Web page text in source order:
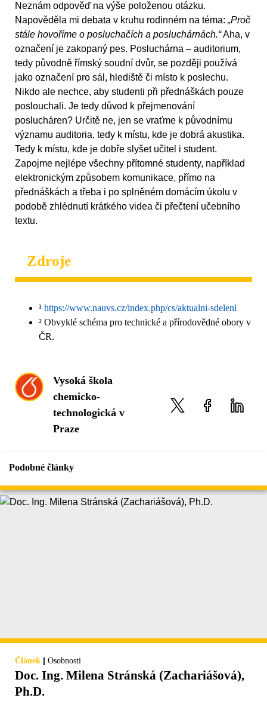
Neznám odpověď na výše položenou otázku.
Napověděla mi debata v kruhu rodinném na téma: „Proč
stále hovoříme o posluchačích a posluchárnách.“Aha, v
označení je zakopaný pes. Posluchárna – auditorium,
tedy původně římský soudní dvůr, se později používá
jako označení pro sál, hlediště či místo k poslechu.
Nikdo ale nechce, aby studenti při přednáškách pouze
poslouchali. Je tedy důvod k přejmenování
poslucháren? Určitě ne, jen se vraťme k původnímu
významu auditoria, tedy k místu, kde je dobrá akustika.
Tedy k místu, kde je dobře slyšet učitel i student.
Zapojme nejlépe všechny přítomné studenty, například
elektronickým způsobem komunikace, přímo na
přednáškách a třeba i po splněném domácím úkolu v
podobě zhlédnutí krátkého videa či přečtení učebního
textu.
Zdroje
¹ https://www.nauvs.cz/index.php/cs/aktualni-sdeleni
² Obvyklé schéma pro technické a přírodovědné obory v
ČR.
Vysoká škola
chemicko-
technologická v
Praze
Podobné články
Článek | Osobnosti
Doc. Ing. Milena Stránská (Zachariášová),
Ph.D.